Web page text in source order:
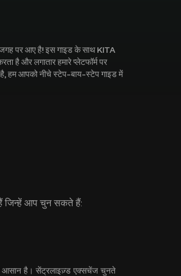
पर आए है! इस गाइड के साथ KITA
है और लगातार हमारे प्लेटफॉर्म पर
हम आपको नीचे स्टेप-बाय-स्टेप गाइड में
जिन्हें आप चुन सकते हैं:
आसान है। सेंट्रलाइज़्ड एक्सचेंज चुनते